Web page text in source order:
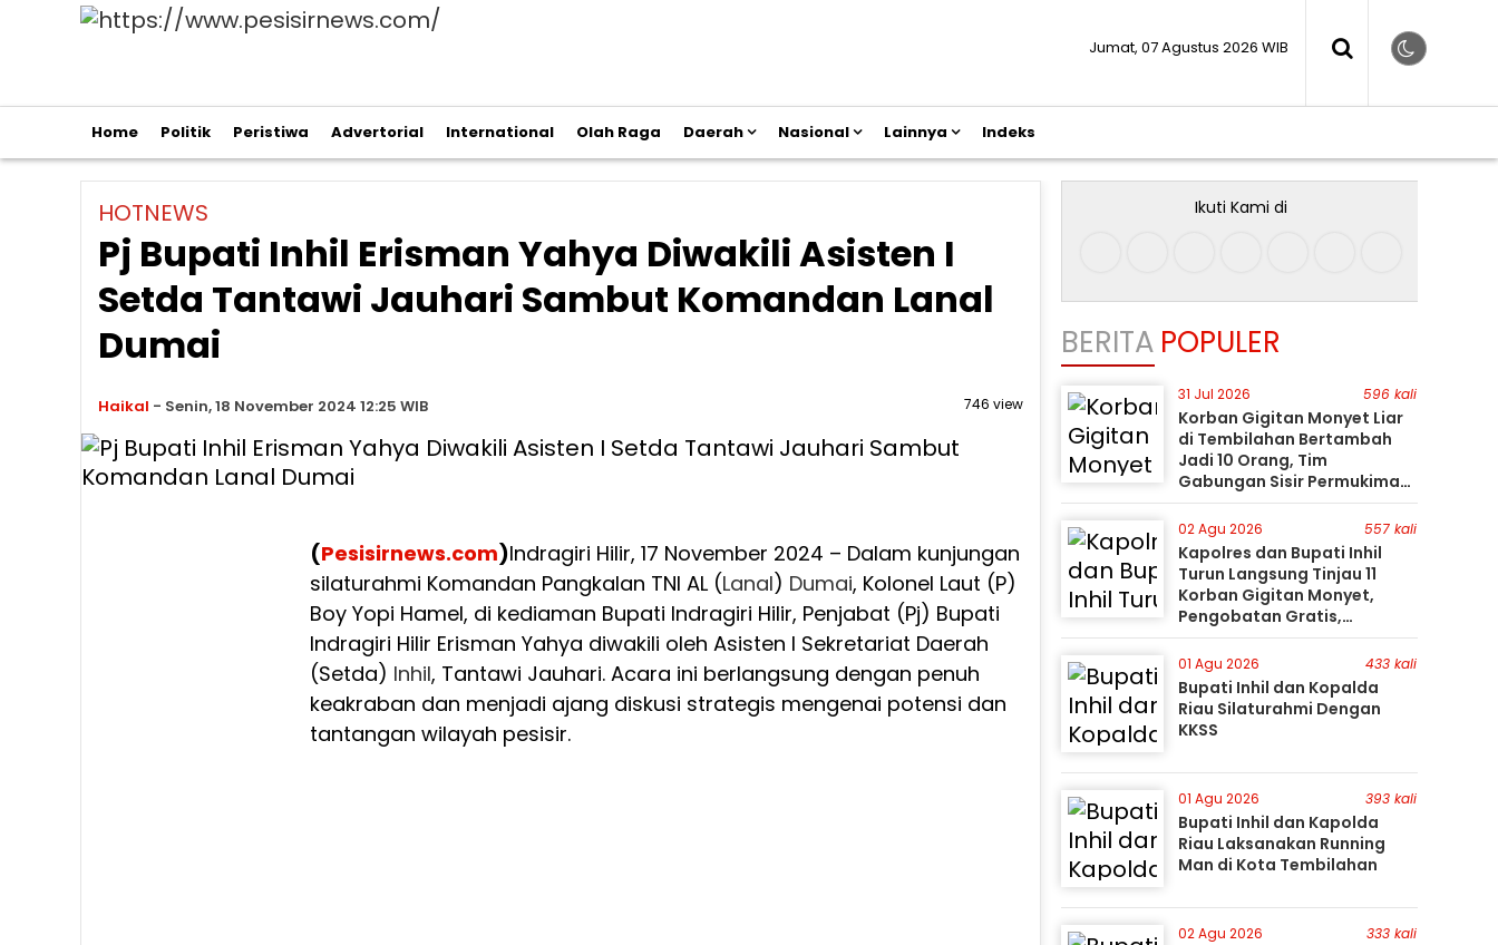
Jumat, 07 Agustus 2026 WIB
Home Politik Peristiwa Advertorial International Olah Raga Daerah Nasional Lainnya Indeks
HOTNEWS
Pj Bupati Inhil Erisman Yahya Diwakili Asisten I
Setda Tantawi Jauhari Sambut Komandan Lanal
Dumai
Haikal - Senin, 18 November 2024 12:25 WIB 746 view
(Pesisirnews.com)Indragiri Hilir, 17 November 2024 – Dalam kunjungan
silaturahmi Komandan Pangkalan TNI AL (Lanal) Dumai, Kolonel Laut (P)
Boy Yopi Hamel, di kediaman Bupati Indragiri Hilir, Penjabat (Pj) Bupati
Indragiri Hilir Erisman Yahya diwakili oleh Asisten I Sekretariat Daerah
(Setda) Inhil, Tantawi Jauhari. Acara ini berlangsung dengan penuh
keakraban dan menjadi ajang diskusi strategis mengenai potensi dan
tantangan wilayah pesisir.
Ikuti Kami di
BERITA POPULER
31 Jul 2026 596 kali
Korban Gigitan Monyet Liar
di Tembilahan Bertambah
Jadi 10 Orang, Tim
Gabungan Sisir Permukiman
Gunakan Perahu Karet
02 Agu 2026 557 kali
Kapolres dan Bupati Inhil
Turun Langsung Tinjau 11
Korban Gigitan Monyet,
Pengobatan Gratis,
Perburuan Terus Berlanjut
01 Agu 2026 433 kali
Bupati Inhil dan Kopalda
Riau Silaturahmi Dengan
KKSS
01 Agu 2026 393 kali
Bupati Inhil dan Kapolda
Riau Laksanakan Running
Man di Kota Tembilahan
02 Agu 2026 333 kali